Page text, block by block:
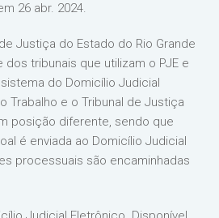
26 abr. 2024.
Justiça do Estado do Rio Grande
tribunais que utilizam o PJE e
do Domicílio Judicial
Trabalho e o Tribunal de Justiça
posição diferente, sendo que
é enviada ao Domicílio Judicial
processuais são encaminhadas